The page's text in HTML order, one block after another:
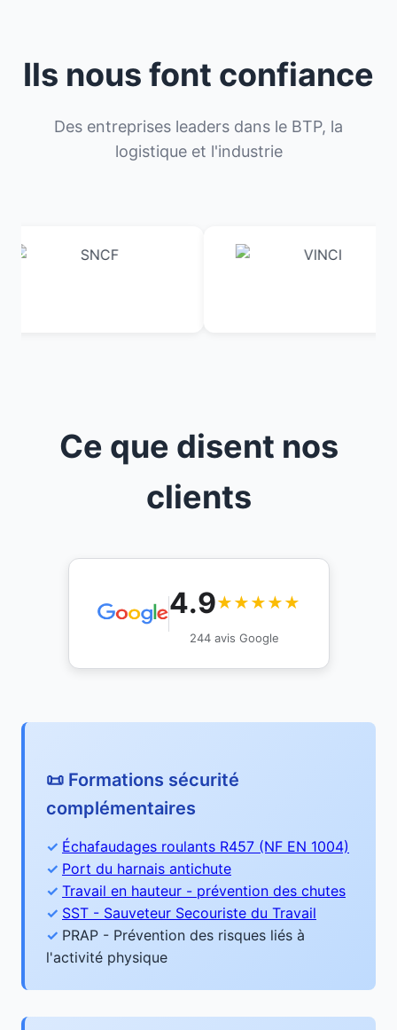
Ils nous font confiance
Des entreprises leaders dans le BTP, la
logistique et l'industrie
Ce que disent nos
clients
4.9★★★★★
244 avis Google
📜 Formations sécurité
complémentaires
Échafaudages roulants R457 (NF EN 1004)
Port du harnais antichute
Travail en hauteur - prévention des chutes
SST - Sauveteur Secouriste du Travail
PRAP - Prévention des risques liés à
l'activité physique